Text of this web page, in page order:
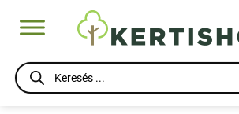
Products
search